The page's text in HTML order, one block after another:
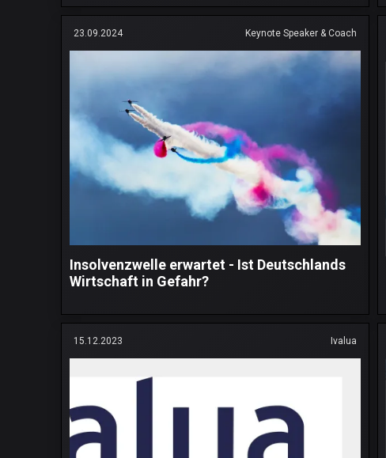
23.09.2024 Keynote Speaker & Coach
Insolvenzwelle erwartet - Ist Deutschlands
Wirtschaft in Gefahr?
15.12.2023 Ivalua